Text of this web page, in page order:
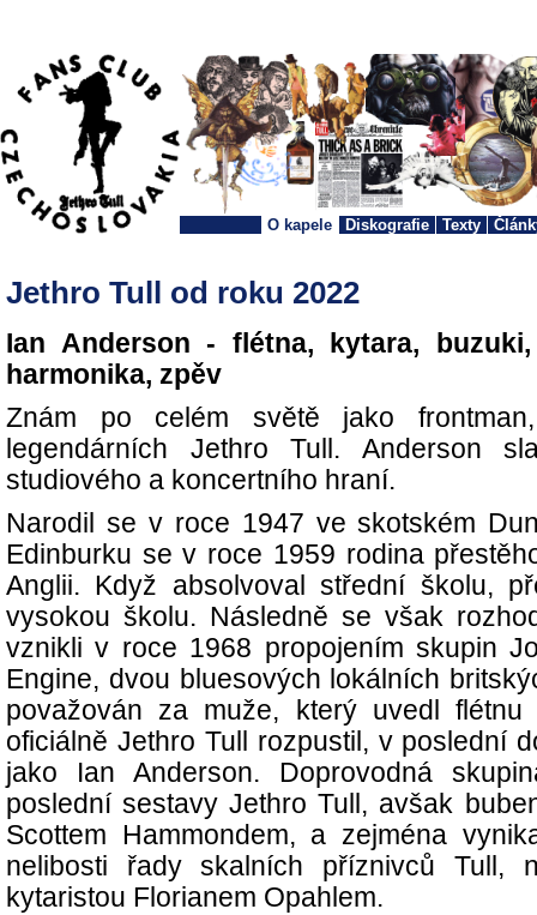
O kapele Diskografie Texty
Jethro Tull od roku 2022
Ian Anderson - flétna, kytara,
harmonika, zpěv
Znám po celém světě jako
legendárních Jethro Tull. Anderson
studiového a koncertního hraní.
Narodil se v roce 1947 ve skotském
Edinburku se v roce 1959 rodina
Anglii. Když absolvoval střední školu,
vysokou školu. Následně se však
vznikli v roce 1968 propojením skupin
Engine, dvou bluesových lokálních
považován za muže, který uvedl
oficiálně Jethro Tull rozpustil, v poslední
jako Ian Anderson. Doprovodná
poslední sestavy Jethro Tull, avšak
Scottem Hammondem, a zejména
nelibosti řady skalních příznivců Tull,
kytaristou Florianem Opahlem.